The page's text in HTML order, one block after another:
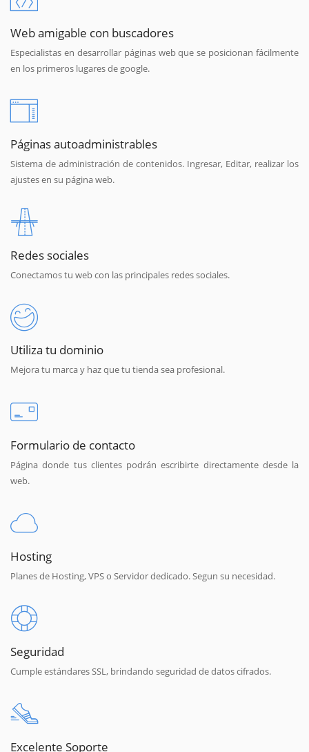
Web amigable con buscadores
Especialistas en desarrollar páginas web que se posicionan fácilmente
en los primeros lugares de google.
Páginas autoadministrables
Sistema de administración de contenidos. Ingresar, Editar, realizar los
ajustes en su página web.
Redes sociales
Conectamos tu web con las principales redes sociales.
Utiliza tu dominio
Mejora tu marca y haz que tu tienda sea profesional.
Formulario de contacto
Página donde tus clientes podrán escribirte directamente desde la
web.
Hosting
Planes de Hosting, VPS o Servidor dedicado. Segun su necesidad.
Seguridad
Cumple estándares SSL, brindando seguridad de datos cifrados.
Excelente Soporte